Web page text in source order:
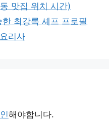
맛집 위치 시간)
최강록 셰프 프로필
리사
해야합니다.